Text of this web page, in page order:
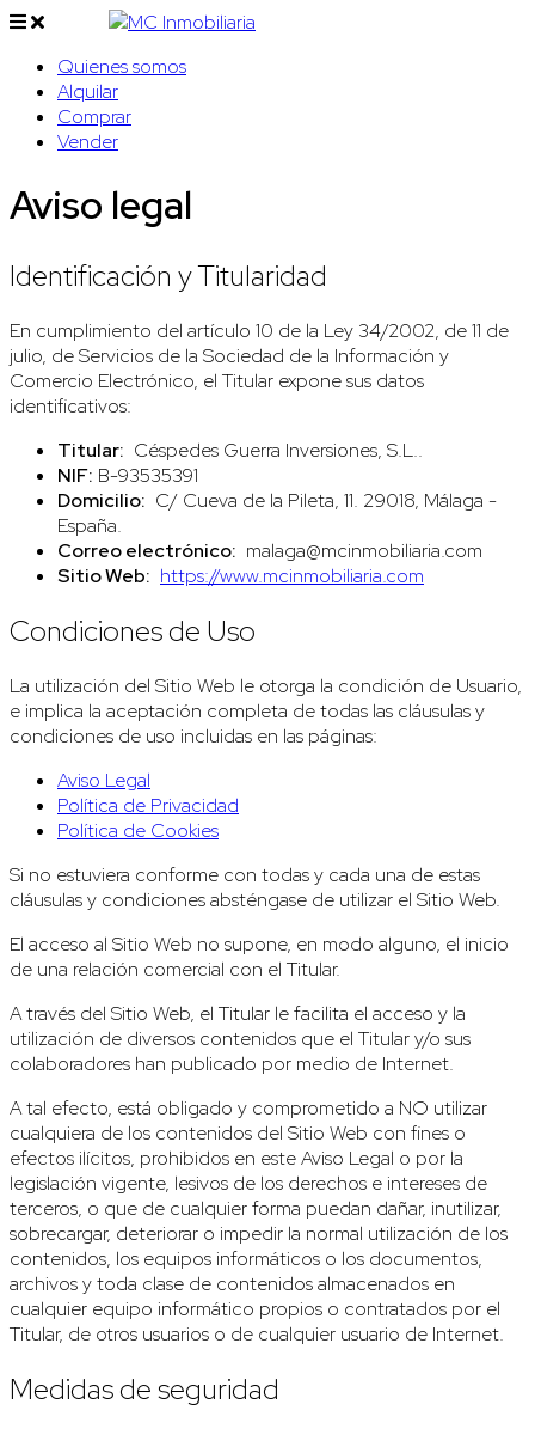
Quienes somos
Alquilar
Comprar
Vender
Aviso legal
Identificación y Titularidad
En cumplimiento del artículo 10 de la Ley 34/2002, de 11 de
julio, de Servicios de la Sociedad de la Información y
Comercio Electrónico, el Titular expone sus datos
identificativos:
Titular: Céspedes Guerra Inversiones, S.L..
NIF: B-93535391
Domicilio: C/ Cueva de la Pileta, 11. 29018, Málaga -
España.
Correo electrónico: malaga@mcinmobiliaria.com
Sitio Web: https://www.mcinmobiliaria.com
Condiciones de Uso
La utilización del Sitio Web le otorga la condición de Usuario,
e implica la aceptación completa de todas las cláusulas y
condiciones de uso incluidas en las páginas:
Aviso Legal
Política de Privacidad
Política de Cookies
Si no estuviera conforme con todas y cada una de estas
cláusulas y condiciones absténgase de utilizar el Sitio Web.
El acceso al Sitio Web no supone, en modo alguno, el inicio
de una relación comercial con el Titular.
A través del Sitio Web, el Titular le facilita el acceso y la
utilización de diversos contenidos que el Titular y/o sus
colaboradores han publicado por medio de Internet.
A tal efecto, está obligado y comprometido a NO utilizar
cualquiera de los contenidos del Sitio Web con fines o
efectos ilícitos, prohibidos en este Aviso Legal o por la
legislación vigente, lesivos de los derechos e intereses de
terceros, o que de cualquier forma puedan dañar, inutilizar,
sobrecargar, deteriorar o impedir la normal utilización de los
contenidos, los equipos informáticos o los documentos,
archivos y toda clase de contenidos almacenados en
cualquier equipo informático propios o contratados por el
Titular, de otros usuarios o de cualquier usuario de Internet.
Medidas de seguridad